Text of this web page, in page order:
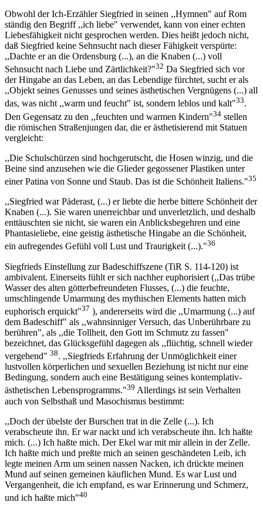
Obwohl der Ich-Erzähler Siegfried in seinen ,,Hymnen" auf Rom
ständig den Begriff ,,ich liebe" verwendet, kann von einer echten
Liebesfähigkeit nicht gesprochen werden. Dies heißt jedoch nicht,
daß Siegfried keine Sehnsucht nach dieser Fähigkeit verspürte:
,,Dachte er an die Ordensburg (...), an die Knaben (...) voll
Sehnsucht nach Liebe und Zärtlichkeit?"32 Da Siegfried sich vor
der Hingabe an das Leben, an das Lebendige fürchtet, sucht er als
,,Objekt seines Genusses und seines ästhetischen Vergnügens (...) all
das, was nicht ,,warm und feucht" ist, sondern leblos und kalt"33.
Den Gegensatz zu den ,,feuchten und warmen Kindern"34 stellen
die römischen Straßenjungen dar, die er ästhetisierend mit Statuen
vergleicht:
,,Die Schulschürzen sind hochgerutscht, die Hosen winzig, und die
Beine sind anzusehen wie die Glieder gegossener Plastiken unter
einer Patina von Sonne und Staub. Das ist die Schönheit Italiens."35
,,Siegfried war Päderast, (...) er liebte die herbe bittere Schönheit der
Knaben (...). Sie waren unerreichbar und unverletzlich, und deshalb
enttäuschten sie nicht, sie waren ein Anblicksbegehren und eine
Phantasieliebe, eine geistig ästhetische Hingabe an die Schönheit,
ein aufregendes Gefühl voll Lust und Traurigkeit (...)."36
Siegfrieds Einstellung zur Badeschiffszene (TiR S. 114-120) ist
ambivalent. Einerseits fühlt er sich nachher euphorisiert (,,Das trübe
Wasser des alten götterbefreundeten Flusses, (...) die feuchte,
umschlingende Umarmung des mythischen Elements hatten mich
euphorisch erquickt"37 ), andererseits wird die ,,Umarmung (...) auf
dem Badeschiff" als ,,wahnsinniger Versuch, das Unberührbare zu
berühren", als ,,die Tollheit, den Gott im Schmutz zu fassen"
bezeichnet, das Glücksgefühl dagegen als ,,flüchtig, schnell wieder
vergehend" 38. ,,Siegfrieds Erfahrung der Unmöglichkeit einer
lustvollen körperlichen und sexuellen Beziehung ist nicht nur eine
Bedingung, sondern auch eine Bestätigung seines kontemplativ-
ästhetischen Lebensprogramms."39 Allerdings ist sein Verhalten
auch von Selbsthaß und Masochismus bestimmt:
,,Doch der übelste der Burschen trat in die Zelle (...). Ich
verabscheute ihn. Er war nackt und ich verabscheute ihn. Ich haßte
mich. (...) Ich haßte mich. Der Ekel war mit mir allein in der Zelle.
Ich haßte mich und preßte mich an seinen geschändeten Leib, ich
legte meinen Arm um seinen nassen Nacken, ich drückte meinen
Mund auf seinen gemeinen käuflichen Mund. Es war Lust und
Vergangenheit, die ich empfand, es war Erinnerung und Schmerz,
und ich haßte mich"40